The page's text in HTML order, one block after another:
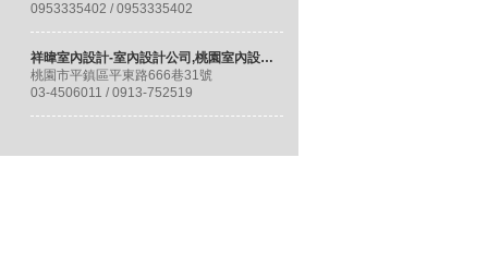
0953335402 / 0953335402
祥暐室內設計-室內設計公司,桃園室內設計,桃園室內裝修,平鎮室內設計
桃園市平鎮區平東路666巷31號
03-4506011 / 0913-752519